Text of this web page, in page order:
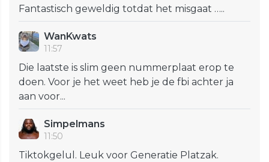
Fantastisch geweldig totdat het misgaat …..
WanKwats
11:57
Die laatste is slim geen nummerplaat erop te
doen. Voor je het weet heb je de fbi achter ja
aan voor...
Simpelmans
11:50
Tiktokgelul. Leuk voor Generatie Platzak.